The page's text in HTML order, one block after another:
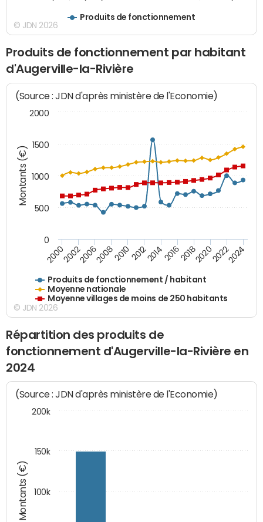
Produits de fonctionnement
© JDN 2026
Produits de fonctionnement par habitant
d'Augerville-la-Rivière
Montants (€)
(Source : JDN d'après ministère de l'Economie)
Produits de fonctionnement / habitant
Moyenne nationale
Moyenne villages de moins de 250 habitants
200020022006200820102012201420162018202020222024
0
500
1000
1500
2000
© JDN 2026
Répartition des produits de
fonctionnement d'Augerville-la-Rivière en
2024
Montants (€)
(Source : JDN d'après ministère de l'Economie)
100k
150k
200k